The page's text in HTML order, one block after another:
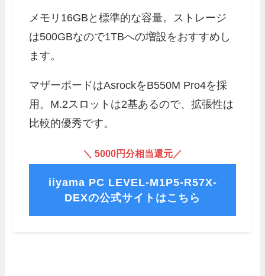
メモリ16GBと標準的な容量。ストレージ
は500GBなので1TBへの増設をおすすめし
ます。
マザーボードはAsrockをB550M Pro4を採
用。M.2スロットは2基あるので、拡張性は
比較的優秀です。
＼ 5000円分相当還元／
iiyama PC LEVEL-M1P5-R57X-
DEXの公式サイトはこちら